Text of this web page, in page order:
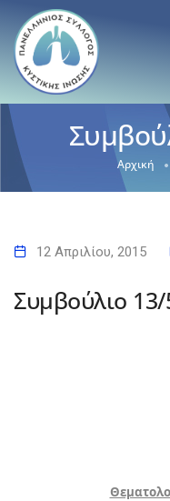
Αρχική
12 Απριλίου, 2015
Συμβούλιο